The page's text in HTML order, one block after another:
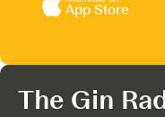
App Store
The Gin